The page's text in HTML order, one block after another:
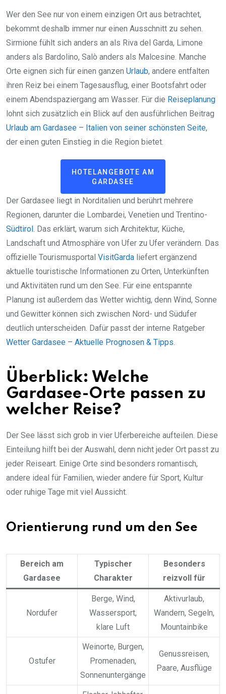
Wer den See nur von einem einzigen Ort aus betrachtet,
bekommt deshalb immer nur einen Ausschnitt zu sehen.
Sirmione fühlt sich anders an als Riva del Garda, Limone
anders als Bardolino, Salò anders als Malcesine. Manche
Orte eignen sich für einen ganzen Urlaub, andere entfalten
ihren Reiz bei einem Tagesausflug, einer Bootsfahrt oder
einem Abendspaziergang am Wasser. Für die Reiseplanung
lohnt sich zusätzlich ein Blick auf den ausführlichen Beitrag
Urlaub am Gardasee – Italien von seiner schönsten Seite,
der einen guten Einstieg in die Region bietet.
HOTELANGEBOTE AM
GARDASEE
Der Gardasee liegt in Norditalien und berührt mehrere
Regionen, darunter die Lombardei, Venetien und Trentino-
Südtirol. Das erklärt, warum sich Architektur, Küche,
Landschaft und Atmosphäre von Ufer zu Ufer verändern. Das
offizielle Tourismusportal VisitGarda liefert ergänzend
aktuelle touristische Informationen zu Orten, Unterkünften
und Aktivitäten rund um den See. Für eine entspannte
Planung ist außerdem das Wetter wichtig, denn Wind, Sonne
und Gewitter können sich zwischen Nord- und Südufer
deutlich unterscheiden. Dafür passt der interne Ratgeber
Wetter Gardasee – Aktuelle Prognosen & Tipps.
Überblick: Welche
Gardasee-Orte passen zu
welcher Reise?
Der See lässt sich grob in vier Uferbereiche aufteilen. Diese
Einteilung hilft bei der Auswahl, denn nicht jeder Ort passt zu
jeder Reiseart. Einige Orte sind besonders romantisch,
andere ideal für Familien, wieder andere für Sport, Kultur
oder ruhige Tage mit viel Aussicht.
Orientierung rund um den See
Bereich am
Gardasee
Typischer
Charakter
Besonders
reizvoll für
Nordufer
Berge, Wind,
Wassersport,
klare Luft
Aktivurlaub,
Wandern, Segeln,
Mountainbike
Ostufer
Weinorte, Burgen,
Promenaden,
Sonnenuntergänge
Genussreisen,
Paare, Ausflüge